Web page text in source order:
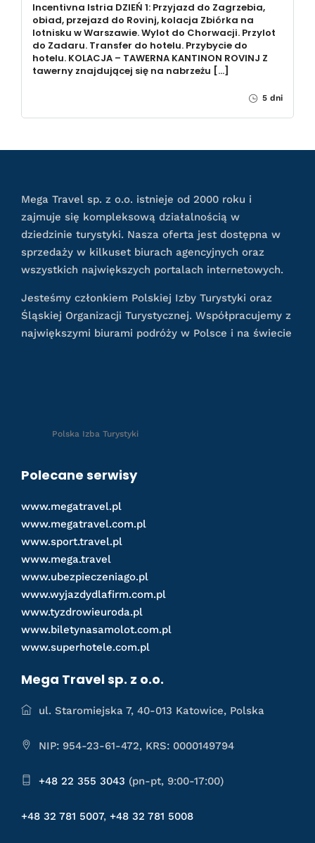
Incentivna Istria DZIEŃ 1: Przyjazd do Zagrzebia,
obiad, przejazd do Rovinj, kolacja Zbiórka na
lotnisku w Warszawie. Wylot do Chorwacji. Przylot
do Zadaru. Transfer do hotelu. Przybycie do
hotelu. KOLACJA – TAWERNA KANTINON ROVINJ Z
tawerny znajdującej się na nabrzeżu […]
5 dni
Mega Travel sp. z o.o. istnieje od 2000 roku i
zajmuje się kompleksową działalnością w
dziedzinie turystyki. Nasza oferta jest dostępna w
sprzedaży w kilkuset biurach agencyjnych oraz
wszystkich największych portalach internetowych.
Jesteśmy członkiem Polskiej Izby Turystyki oraz
Śląskiej Organizacji Turystycznej. Współpracujemy z
największymi biurami podróży w Polsce i na świecie
Polska Izba Turystyki
Polecane serwisy
www.megatravel.pl
www.megatravel.com.pl
www.sport.travel.pl
www.mega.travel
www.ubezpieczeniago.pl
www.wyjazdydlafirm.com.pl
www.tyzdrowieuroda.pl
www.biletynasamolot.com.pl
www.superhotele.com.pl
Mega Travel sp. z o.o.
ul. Staromiejska 7, 40-013 Katowice, Polska
NIP: 954-23-61-472, KRS: 0000149794
+48 22 355 3043 (pn-pt, 9:00-17:00)
+48 32 781 5007, +48 32 781 5008